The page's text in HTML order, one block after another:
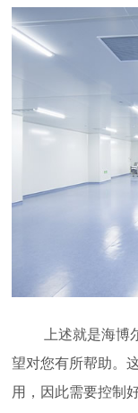
上述就是海博尔
望对您有所帮助。
用，因此需要控制